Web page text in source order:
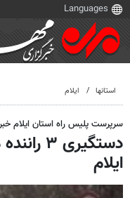
استانها ایلام
سرپرست پلیس راه استان ایلام
ایلام